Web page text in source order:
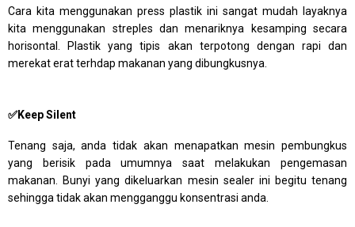
Cara kita menggunakan press plastik ini sangat mudah layaknya
kita menggunakan streples dan menariknya kesamping secara
horisontal. Plastik yang tipis akan terpotong dengan rapi dan
merekat erat terhdap makanan yang dibungkusnya.
✅Keep Silent
Tenang saja, anda tidak akan menapatkan mesin pembungkus
yang berisik pada umumnya saat melakukan pengemasan
makanan. Bunyi yang dikeluarkan mesin sealer ini begitu tenang
sehingga tidak akan mengganggu konsentrasi anda.